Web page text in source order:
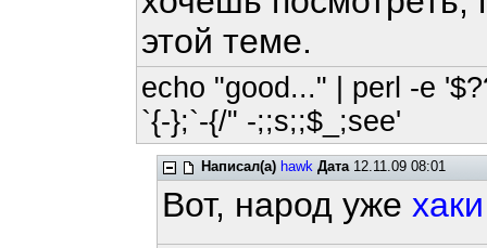
этой теме.
echo "good..." | perl -e
`{-};`-{/" -;;s;;$_;see'
Написал(а) hawk Дата12.11.09 08:01
Вот, народ уже